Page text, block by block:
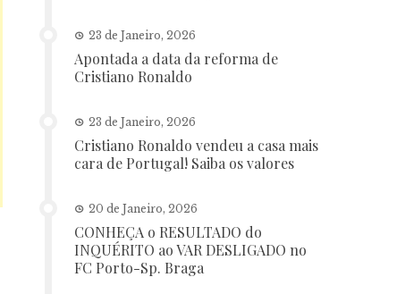
23 de Janeiro, 2026
Apontada a data da reforma de
Cristiano Ronaldo
23 de Janeiro, 2026
Cristiano Ronaldo vendeu a casa mais
cara de Portugal! Saiba os valores
20 de Janeiro, 2026
CONHEÇA o RESULTADO do
INQUÉRITO ao VAR DESLIGADO no
FC Porto-Sp. Braga